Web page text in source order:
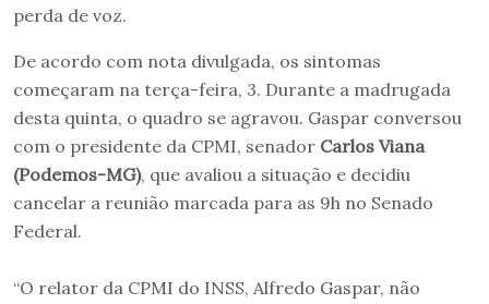
perda de voz.
De acordo com nota divulgada, os sintomas
começaram na terça-feira, 3. Durante a madrugada
desta quinta, o quadro se agravou. Gaspar conversou
com o presidente da CPMI, senador Carlos Viana
(Podemos-MG), que avaliou a situação e decidiu
cancelar a reunião marcada para as 9h no Senado
Federal.
“O relator da CPMI do INSS, Alfredo Gaspar, não